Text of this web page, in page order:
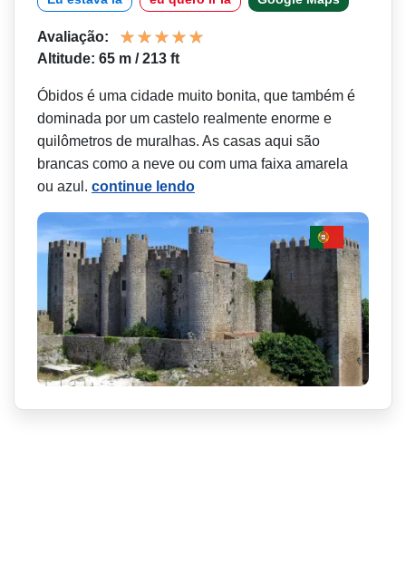
Avaliação:
Altitude: 65 m / 213 ft
Óbidos é uma cidade muito bonita, que também é
dominada por um castelo realmente enorme e
quilômetros de muralhas. As casas aqui são
brancas como a neve ou com uma faixa amarela
ou azul. continue lendo